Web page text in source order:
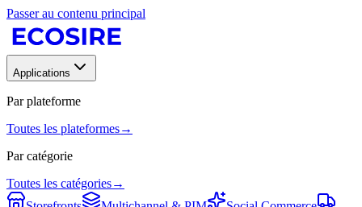
Passer au contenu principal
Applications
Par plateforme
Toutes les plateformes→
Par catégorie
Toutes les catégories→